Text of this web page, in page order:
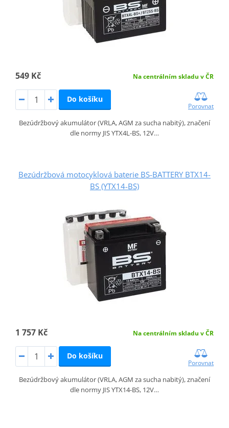
549 Kč Na centrálním skladu v ČR
Do košíku
Porovnat
Bezúdržbový akumulátor (VRLA, AGM za sucha nabitý), značení
dle normy JIS YTX4L-BS, 12V…
Bezúdržbová motocyklová baterie BS-BATTERY BTX14-
BS (YTX14-BS)
1 757 Kč Na centrálním skladu v ČR
Do košíku
Porovnat
Bezúdržbový akumulátor (VRLA, AGM za sucha nabitý), značení
dle normy JIS YTX14-BS, 12V…